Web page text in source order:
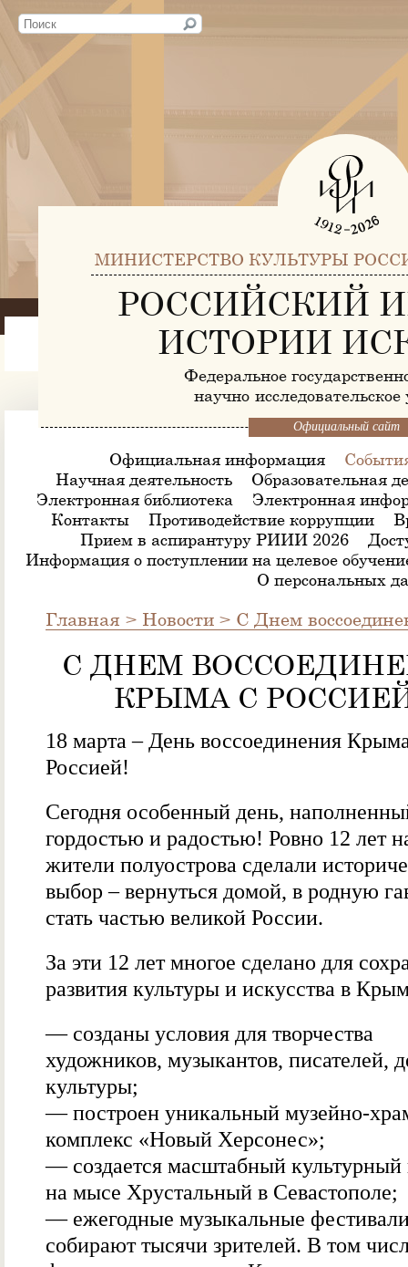
МИНИСТЕРСТВО КУЛЬТУРЫ
РОССИЙСКИЙ
ИСТОРИИ
Федеральное
научно-
Официальный сайт
Официальная информация
Научная деятельность
Образовательная
Электронная библиотека
Электронная
Контакты
Противодействие коррупции
Прием в аспирантуру РИИИ 2026
Информация о поступлении на целевое
О персональных
Главная > Новости > С Днем
С ДНЕМ
КРЫМА С
18 марта – День воссоединения
Россией!
Сегодня особенный день,
гордостью и радостью! Ровно 12 лет
жители полуострова сделали
выбор – вернуться домой, в родную
стать частью великой России.
За эти 12 лет многое сделано для
развития культуры и искусства в
— созданы условия для творчества
художников, музыкантов, писателей,
культуры;
— построен уникальный музейно-
комплекс «Новый Херсонес»;
— создается масштабный культурный
на мысе Хрустальный в Севастополе;
— ежегодные музыкальные
собирают тысячи зрителей. В том